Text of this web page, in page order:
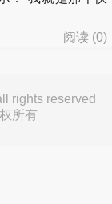
阅读 (0)
rights reserved
所有